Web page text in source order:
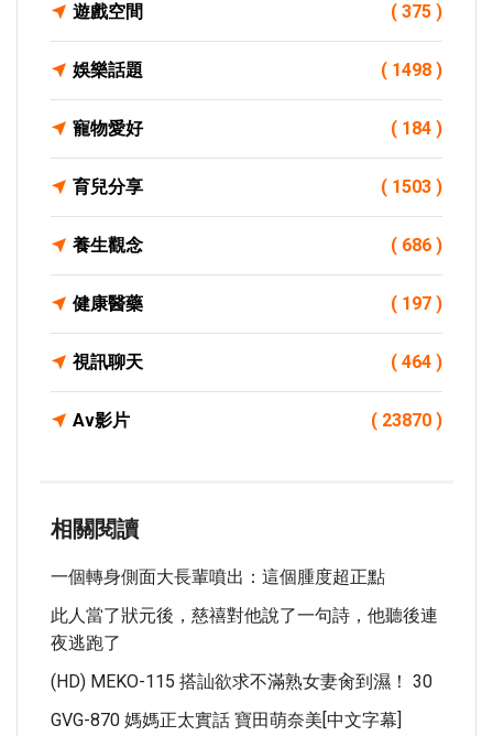
遊戲空間 ( 375 )
娛樂話題 ( 1498 )
寵物愛好 ( 184 )
育兒分享 ( 1503 )
養生觀念 ( 686 )
健康醫藥 ( 197 )
視訊聊天 ( 464 )
Av影片 ( 23870 )
相關閱讀
一個轉身側面大長輩噴出：這個腫度超正點
此人當了狀元後，慈禧對他說了一句詩，他聽後連
夜逃跑了
(HD) MEKO-115 搭訕欲求不滿熟女妻肏到濕！ 30
GVG-870 媽媽正太實話 寶田萌奈美[中文字幕]